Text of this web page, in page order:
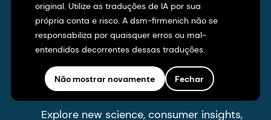
Vieux F, Brouzes CMC, Maillot M, et al. Role of
Young Child Formulae and Supplements to
Ensure Nutritional Adequacy in U.K. Young
Children (Papel das fórmulas e suplementos
adequação nutricional em crianças pequenas
do Reino Unido). Nutrients. 2016;8(9):539.
doi:10.3390/nu8090539
From trade shows to conferences and
other industry events, find out where you
can meet us next.
Talking Nutrition, Health & Care
Explore new science, consumer insights,
original. Utilize as traduções de IA por sua
própria conta e risco. A dsm-firmenich não se
responsabiliza por quaisquer erros ou mal-
entendidos decorrentes dessas traduções.
Não mostrar novamente Fechar